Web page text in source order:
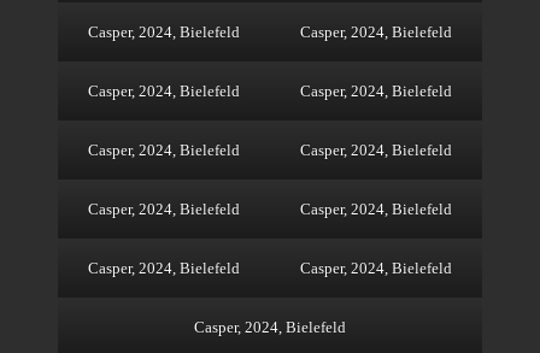
Casper, 2024, Bielefeld Casper, 2024, Bielefeld
Casper, 2024, Bielefeld Casper, 2024, Bielefeld
Casper, 2024, Bielefeld Casper, 2024, Bielefeld
Casper, 2024, Bielefeld Casper, 2024, Bielefeld
Casper, 2024, Bielefeld Casper, 2024, Bielefeld
Casper, 2024, Bielefeld